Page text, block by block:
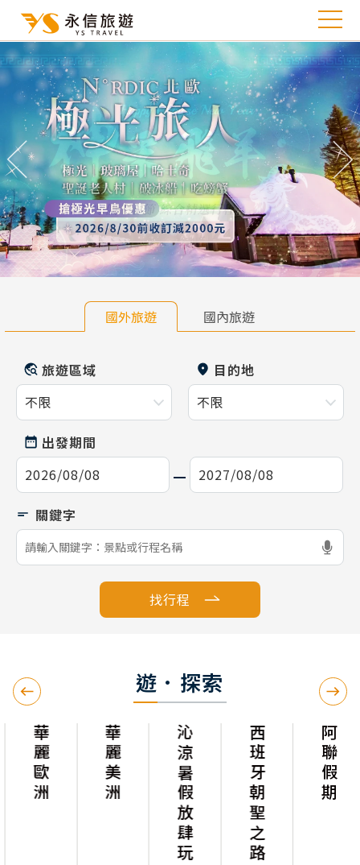
往前 往
國外旅遊 國內旅遊
旅遊區域 目的地
出發期間
找行程
遊．探索
華麗歐洲 華麗美洲 沁涼暑假放肆玩 西班牙朝聖之路 阿聯假期